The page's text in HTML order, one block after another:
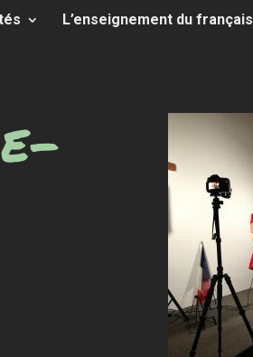
L’enseignement du français